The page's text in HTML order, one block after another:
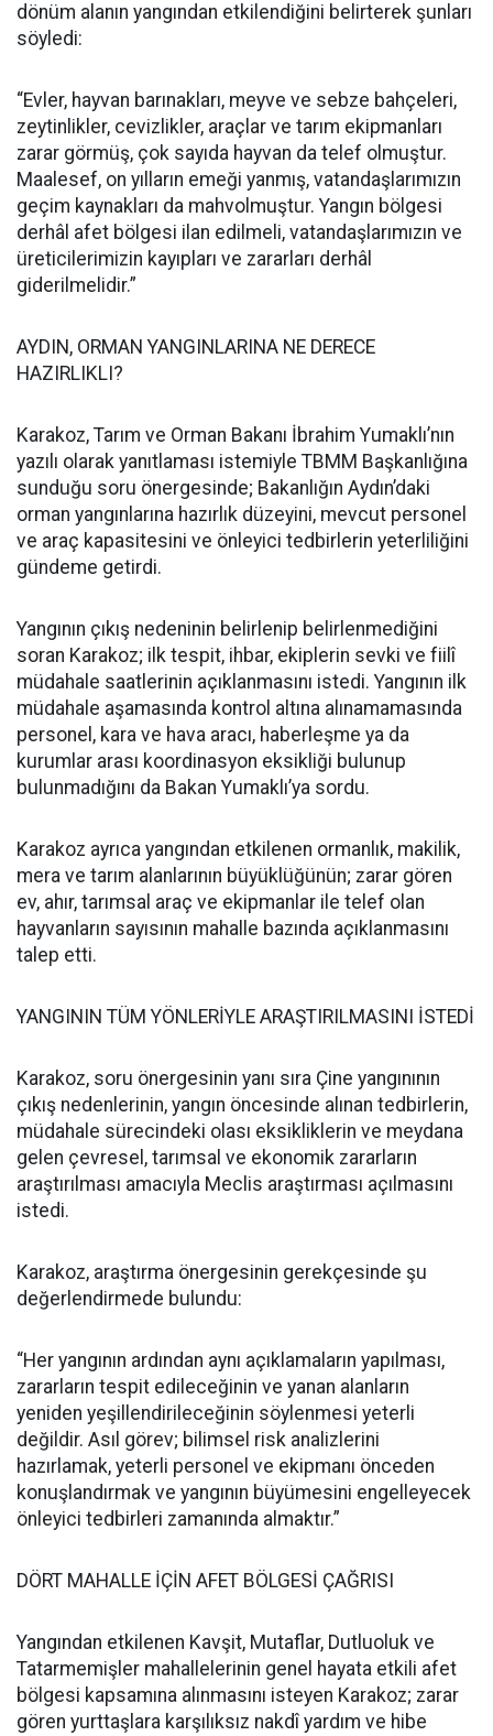
dönüm alanın yangından etkilendiğini belirterek şunları
söyledi:
“Evler, hayvan barınakları, meyve ve sebze bahçeleri,
zeytinlikler, cevizlikler, araçlar ve tarım ekipmanları
zarar görmüş, çok sayıda hayvan da telef olmuştur.
Maalesef, on yılların emeği yanmış, vatandaşlarımızın
geçim kaynakları da mahvolmuştur. Yangın bölgesi
derhâl afet bölgesi ilan edilmeli, vatandaşlarımızın ve
üreticilerimizin kayıpları ve zararları derhâl
giderilmelidir.”
AYDIN, ORMAN YANGINLARINA NE DERECE
HAZIRLIKLI?
Karakoz, Tarım ve Orman Bakanı İbrahim Yumaklı’nın
yazılı olarak yanıtlaması istemiyle TBMM Başkanlığına
sunduğu soru önergesinde; Bakanlığın Aydın’daki
orman yangınlarına hazırlık düzeyini, mevcut personel
ve araç kapasitesini ve önleyici tedbirlerin yeterliliğini
gündeme getirdi.
Yangının çıkış nedeninin belirlenip belirlenmediğini
soran Karakoz; ilk tespit, ihbar, ekiplerin sevki ve fiilî
müdahale saatlerinin açıklanmasını istedi. Yangının ilk
müdahale aşamasında kontrol altına alınamamasında
personel, kara ve hava aracı, haberleşme ya da
kurumlar arası koordinasyon eksikliği bulunup
bulunmadığını da Bakan Yumaklı’ya sordu.
Karakoz ayrıca yangından etkilenen ormanlık, makilik,
mera ve tarım alanlarının büyüklüğünün; zarar gören
ev, ahır, tarımsal araç ve ekipmanlar ile telef olan
hayvanların sayısının mahalle bazında açıklanmasını
talep etti.
YANGININ TÜM YÖNLERİYLE ARAŞTIRILMASINI İSTEDİ
Karakoz, soru önergesinin yanı sıra Çine yangınının
çıkış nedenlerinin, yangın öncesinde alınan tedbirlerin,
müdahale sürecindeki olası eksikliklerin ve meydana
gelen çevresel, tarımsal ve ekonomik zararların
araştırılması amacıyla Meclis araştırması açılmasını
istedi.
Karakoz, araştırma önergesinin gerekçesinde şu
değerlendirmede bulundu:
“Her yangının ardından aynı açıklamaların yapılması,
zararların tespit edileceğinin ve yanan alanların
yeniden yeşillendirileceğinin söylenmesi yeterli
değildir. Asıl görev; bilimsel risk analizlerini
hazırlamak, yeterli personel ve ekipmanı önceden
konuşlandırmak ve yangının büyümesini engelleyecek
önleyici tedbirleri zamanında almaktır.”
DÖRT MAHALLE İÇİN AFET BÖLGESİ ÇAĞRISI
Yangından etkilenen Kavşit, Mutaflar, Dutluoluk ve
Tatarmemişler mahallelerinin genel hayata etkili afet
bölgesi kapsamına alınmasını isteyen Karakoz; zarar
gören yurttaşlara karşılıksız nakdî yardım ve hibe